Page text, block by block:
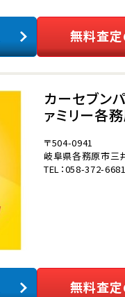
無料査
カーセブン
ァミリー各
〒504-0941
岐阜県各務原市三
TEL：058-372-6681
無料査